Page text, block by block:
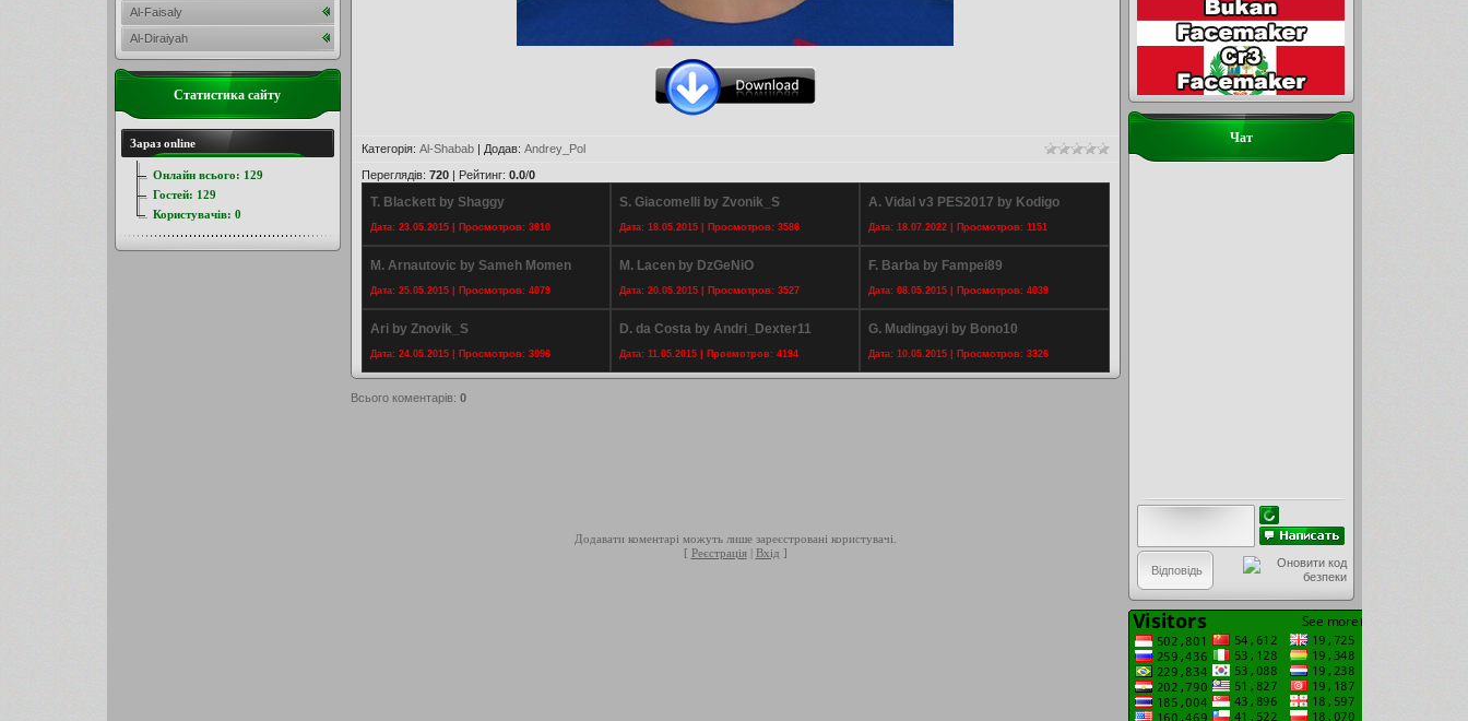
Категорія: Al-Shabab| Додав: Andrey_Pol
Переглядів: 720| Рейтинг: 0.0/0
T. Blackett by Shaggy
Дата: 23.05.2015 | Просмотров: 3610
S. Giacomelli by Zvonik_S
Дата: 18.05.2015 | Просмотров: 3586
A. Vidal v3 PES2017 by Kodigo
Дата: 18.07.2022 | Просмотров: 1151
M. Arnautovic by Sameh Momen
Дата: 25.05.2015 | Просмотров: 4079
M. Lacen by DzGeNiO
Дата: 20.05.2015 | Просмотров: 3527
F. Barba by Fampei89
Дата: 08.05.2015 | Просмотров: 4039
Ari by Znovik_S
Дата: 24.05.2015 | Просмотров: 3096
D. da Costa by Andri_Dexter11
Дата: 11.05.2015 | Просмотров: 4194
G. Mudingayi by Bono10
Дата: 10.05.2015 | Просмотров: 3326
Всього коментарів: 0
Додавати коментарі можуть лише зареєстровані користувачі.
[ Реєстрація| Вхід ]
Чат
Al-Faisaly
Al-Diraiyah
Статистика сайту
Зараз online
Онлайн всього: 129
Гостей: 129
Користувачів: 0